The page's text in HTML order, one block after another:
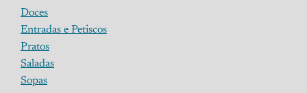
Doces
Entradas e Petiscos
Pratos
Saladas
Sopas